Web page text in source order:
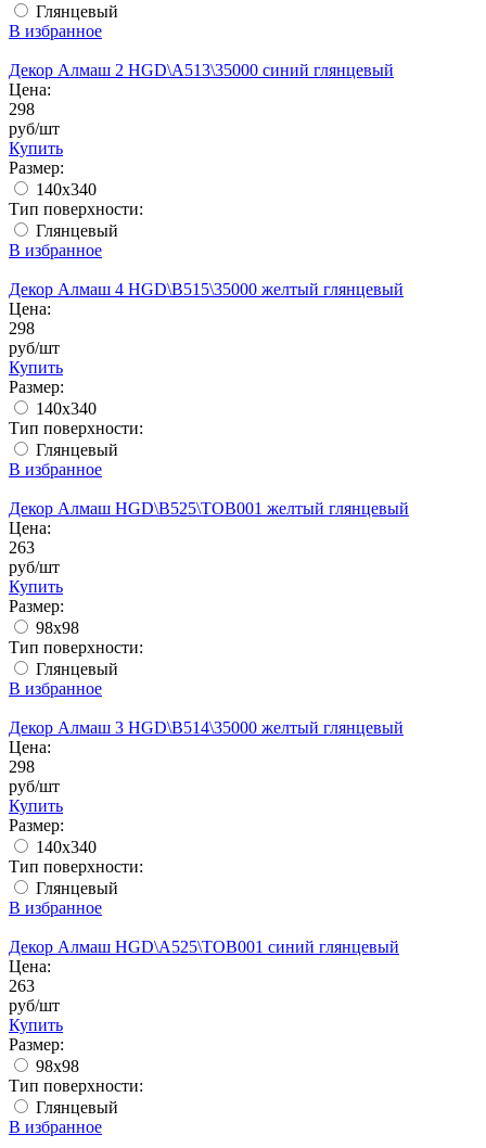
Глянцевый
В избранное
Декор Алмаш 2 HGD\A513\35000 синий глянцевый
Цена:
298
руб/шт
Купить
Размер:
140x340
Тип поверхности:
Глянцевый
В избранное
Декор Алмаш 4 HGD\B515\35000 желтый глянцевый
Цена:
298
руб/шт
Купить
Размер:
140x340
Тип поверхности:
Глянцевый
В избранное
Декор Алмаш HGD\B525\TOB001 желтый глянцевый
Цена:
263
руб/шт
Купить
Размер:
98x98
Тип поверхности:
Глянцевый
В избранное
Декор Алмаш 3 HGD\B514\35000 желтый глянцевый
Цена:
298
руб/шт
Купить
Размер:
140x340
Тип поверхности:
Глянцевый
В избранное
Декор Алмаш HGD\A525\TOB001 синий глянцевый
Цена:
263
руб/шт
Купить
Размер:
98x98
Тип поверхности:
Глянцевый
В избранное